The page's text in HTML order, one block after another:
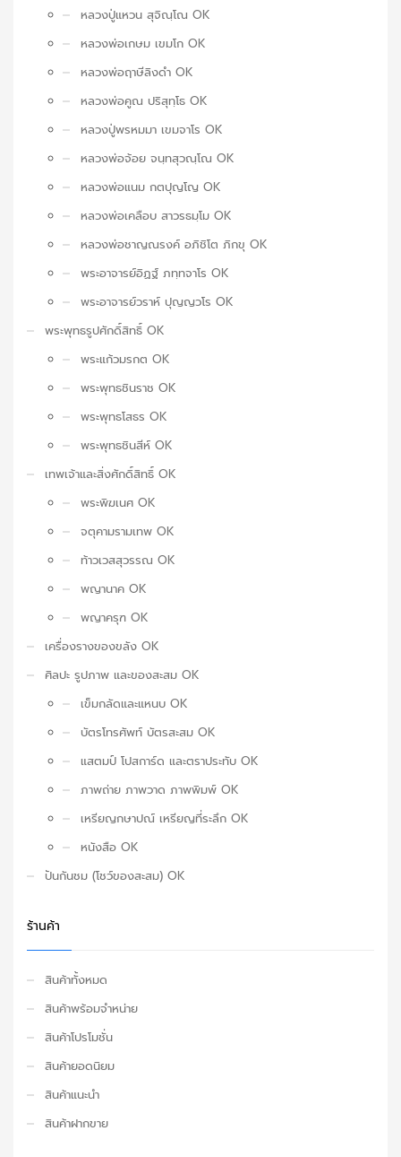
หลวงปู่แหวน สุจิณฺโณ OK
หลวงพ่อเกษม เขมโก OK
หลวงพ่อฤาษีลิงดำ OK
หลวงพ่อคูณ ปริสุทฺโธ OK
หลวงปู่พรหมมา เขมจาโร OK
หลวงพ่อจ้อย จนฺทสุวณฺโณ OK
หลวงพ่อแนม กตปุญโญ OK
หลวงพ่อเคลือบ สาวรธมฺโม OK
หลวงพ่อชาญณรงค์ อภิชิโต ภิกขุ OK
พระอาจารย์อิฏฐ์ ภทฺทจาโร OK
พระอาจารย์วราห์ ปุญญวโร OK
พระพุทธรูปศักดิ์สิทธิ์ OK
พระแก้วมรกต OK
พระพุทธชินราช OK
พระพุทธโสธร OK
พระพุทธชินสีห์ OK
เทพเจ้าและสิ่งศักดิ์สิทธิ์ OK
พระพิฆเนศ OK
จตุคามรามเทพ OK
ท้าวเวสสุวรรณ OK
พญานาค OK
พญาครุฑ OK
เครื่องรางของขลัง OK
ศิลปะ รูปภาพ และของสะสม OK
เข็มกลัดและแหนบ OK
บัตรโทรศัพท์ บัตรสะสม OK
แสตมป์ โปสการ์ด และตราประทับ OK
ภาพถ่าย ภาพวาด ภาพพิมพ์ OK
เหรียญกษาปณ์ เหรียญที่ระลึก OK
หนังสือ OK
ปันกันชม (โชว์ของสะสม) OK
ร้านค้า
สินค้าทั้งหมด
สินค้าพร้อมจำหน่าย
สินค้าโปรโมชั่น
สินค้ายอดนิยม
สินค้าแนะนำ
สินค้าฝากขาย